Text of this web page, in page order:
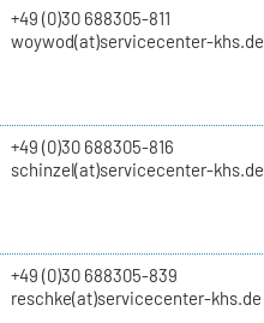
+49 (0)30 688305-811
woywod(at)servicecenter-khs.de
+49 (0)30 688305-816
schinzel(at)servicecenter-khs.de
+49 (0)30 688305-839
reschke(at)servicecenter-khs.de